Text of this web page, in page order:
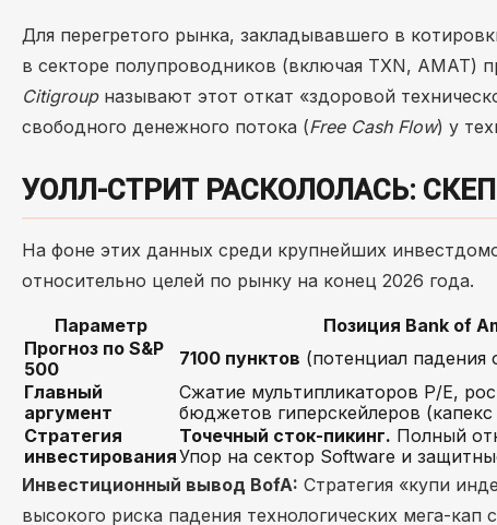
Для перегретого рынка, закладывавшего в
в секторе полупроводников (включая TXN, AMAT)
Citigroupназывают этот откат «здоровой
свободного денежного потока (Free Cash Flow) у
УОЛЛ-СТРИТ РАСКОЛОЛАСЬ:
На фоне этих данных среди крупнейших
относительно целей по рынку на конец 2026 года.
Параметр Позиция Bank of
Прогноз по S&P
500
7100 пунктов (потенциал падения
Главный
аргумент
Сжатие мультипликаторов P/E,
бюджетов гиперскейлеров
Стратегия
инвестирования
Точечный сток-пикинг. Полный
Упор на сектор Software и
Инвестиционный вывод BofA: Стратегия «купи
высокого риска падения технологических мега-